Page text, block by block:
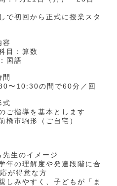
で初回から正式に授業スタ
目：算数
国語
〜10:30の間で60分／回
式
ご指導を基本とします
橋市駒形（ご自宅）
先生のイメージ
年の理解度や発達段階に合
が得意な方
しみやすく、子どもが「ま